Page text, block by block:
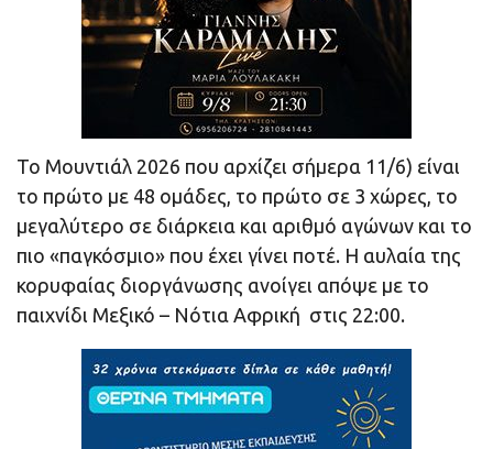
Το Μουντιάλ 2026 που αρχίζει σήμερα 11/6) είναι
το πρώτο με 48 ομάδες, το πρώτο σε 3 χώρες, το
μεγαλύτερο σε διάρκεια και αριθμό αγώνων και το
πιο «παγκόσμιο» που έχει γίνει ποτέ. Η αυλαία της
κορυφαίας διοργάνωσης ανοίγει απόψε με το
παιχνίδι Μεξικό – Νότια Αφρική στις 22:00.